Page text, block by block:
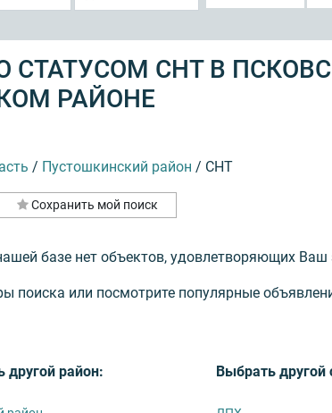
СНТ В
РАЙОНЕ
/ Пустошкинский район / СНТ
Сохранить мой поиск
базе нет объектов, удовлетворяющих Ваш
поиска или посмотрите популярные
другой район: Выбрать другой